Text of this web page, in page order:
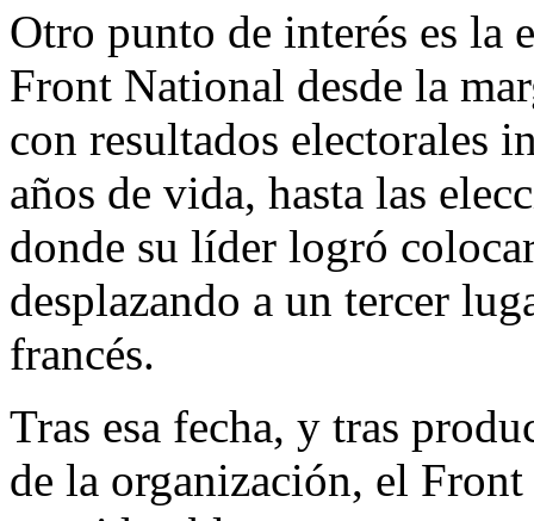
Otro punto de interés es
Front National desde la
con resultados electorales
años de vida, hasta las
donde su líder logró
desplazando a un tercer
francés.
Tras esa fecha, y tras
de la organización, el